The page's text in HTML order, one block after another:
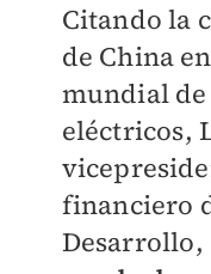
Citando la
de China
mundial
eléctricos,
financiero
Desarrollo,